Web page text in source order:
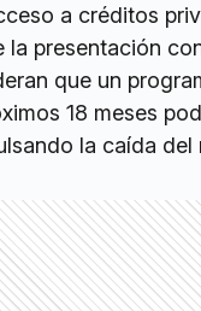
a créditos
la presentación
que un
18 meses
la caída del